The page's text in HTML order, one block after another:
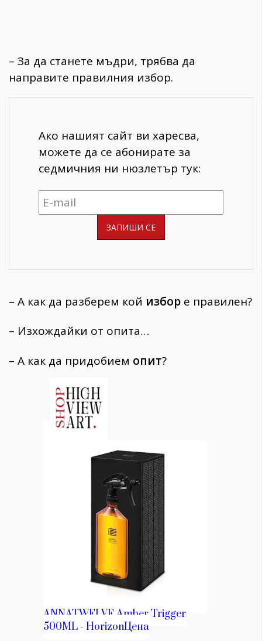
– За да станете мъдри, трябва да
направите правилния избор.
Ако нашият сайт ви харесва,
можете да се абонирате за
седмичния ни нюзлетър тук:
– А как да разберем кой избор е правилен?
– Изхождайки от опита…
– А как да придобием опит?